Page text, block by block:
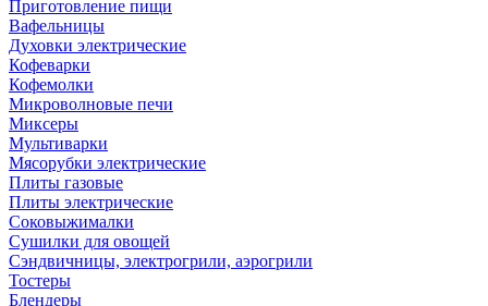
Приготовление пищи
Вафельницы
Духовки электрические
Кофеварки
Кофемолки
Микроволновые печи
Миксеры
Мультиварки
Мясорубки электрические
Плиты газовые
Плиты электрические
Соковыжималки
Сушилки для овощей
Сэндвичницы, электрогрили, аэрогрили
Тостеры
Блендеры